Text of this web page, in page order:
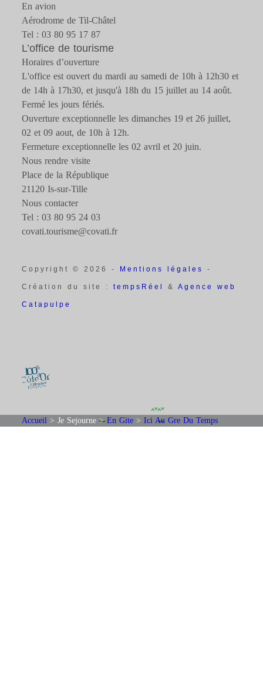
Accueil >Je Sejourne >En Gite >Ici Au Gre Du Temps
En avion
Aérodrome de Til-Châtel
Tel : 03 80 95 17 87
L’office de tourisme
Horaires d’ouverture
L'office est ouvert du mardi au samedi de 10h à 12h30 et
de 14h à 17h30, et jusqu'à 18h du 15 juillet au 14 août.
Fermé les jours fériés.
Ouverture exceptionnelle les dimanches 19 et 26 juillet,
02 et 09 aout, de 10h à 12h.
Fermeture exceptionnelle les 02 avril et 20 juin.
Nous rendre visite
Place de la République
21120 Is-sur-Tille
Nous contacter
Tel : 03 80 95 24 03
covati.tourisme@covati.fr
Copyright © 2026 - Mentions légales -
Création du site :tempsRéel&Agence web
Catapulpe